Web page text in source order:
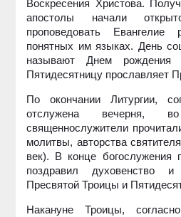
Воскресения Христова.
апостолы начали
проповедовать
понятных им языках. День
называют Днем рождения
Пятидесятницу прославляет
По окончании Литургии,
отслужена вечерня,
священнослужители
молитвы, авторства
век). В конце богослужения
поздравил духовенство
Пресвятой Троицы и
Накануне Троицы,